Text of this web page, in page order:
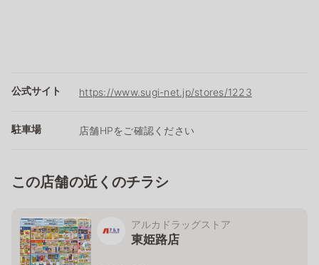
公式サイト https://www.sugi-net.jp/stores/1223
駐車場 店舗HPをご確認ください
この店舗の近くのチラシ
アルカドラッグストア
東姫路店